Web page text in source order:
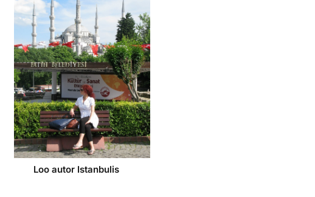
Loo autor Istanbulis